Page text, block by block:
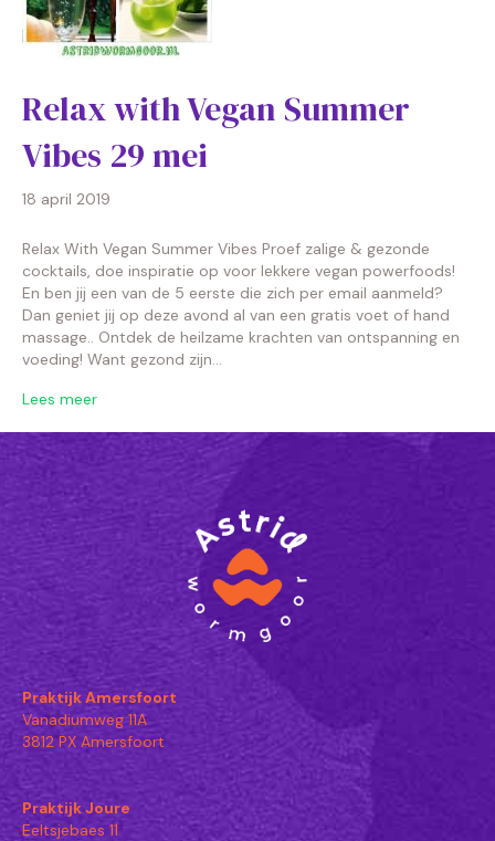
Relax with Vegan Summer
Vibes 29 mei
18 april 2019
Relax With Vegan Summer Vibes Proef zalige & gezonde
cocktails, doe inspiratie op voor lekkere vegan powerfoods!
En ben jij een van de 5 eerste die zich per email aanmeld?
Dan geniet jij op deze avond al van een gratis voet of hand
massage.. Ontdek de heilzame krachten van ontspanning en
voeding! Want gezond zijn…
Lees meer
Praktijk Amersfoort
Vanadiumweg 11A
3812 PX Amersfoort
Praktijk Joure
Eeltsjebaes 11